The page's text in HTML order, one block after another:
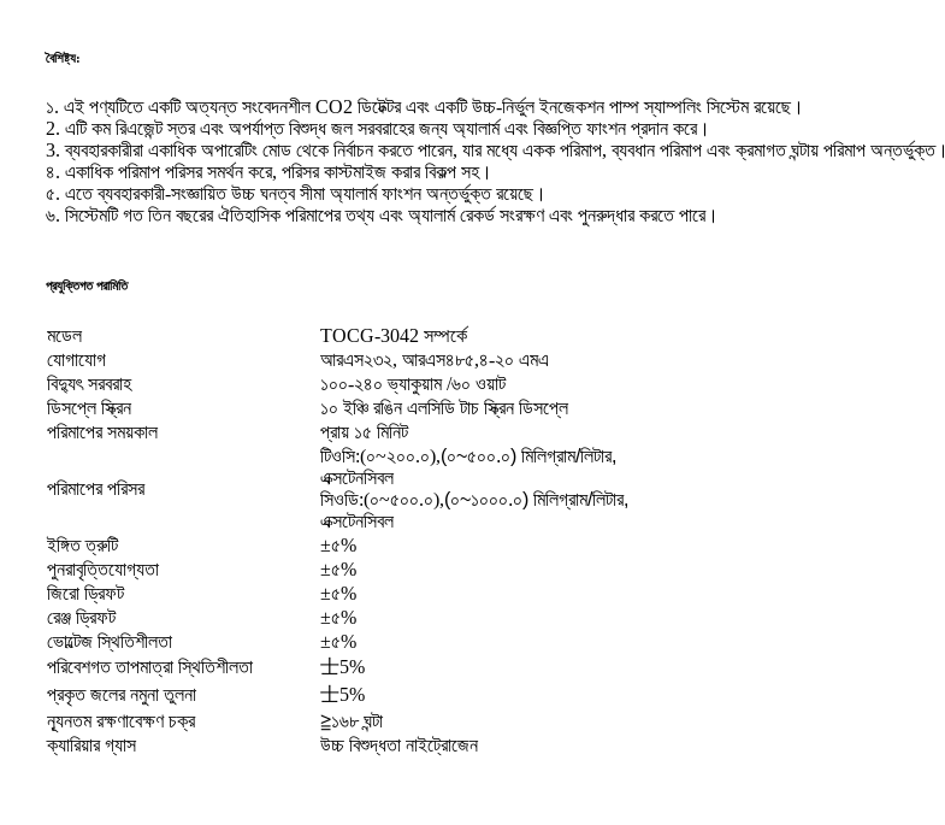
বৈশিষ্ট্য:
১. এই পণ্যটিতে একটি অত্যন্ত সংবেদনশীল CO2 ডিটেক্টর এবং একটি উচ্চ-নির্ভুল ইনজেকশন পাম্প স্যাম্পলিং সিস্টেম রয়েছে।
2. এটি কম রিএজেন্ট স্তর এবং অপর্যাপ্ত বিশুদ্ধ জল সরবরাহের জন্য অ্যালার্ম এবং বিজ্ঞপ্তি ফাংশন প্রদান করে।
3. ব্যবহারকারীরা একাধিক অপারেটিং মোড থেকে নির্বাচন করতে পারেন, যার মধ্যে একক পরিমাপ, ব্যবধান পরিমাপ এবং ক্রমাগত ঘন্টায় পরিমাপ অন্তর্ভুক্ত।
৪. একাধিক পরিমাপ পরিসর সমর্থন করে, পরিসর কাস্টমাইজ করার বিকল্প সহ।
৫. এতে ব্যবহারকারী-সংজ্ঞায়িত উচ্চ ঘনত্ব সীমা অ্যালার্ম ফাংশন অন্তর্ভুক্ত রয়েছে।
৬. সিস্টেমটি গত তিন বছরের ঐতিহাসিক পরিমাপের তথ্য এবং অ্যালার্ম রেকর্ড সংরক্ষণ এবং পুনরুদ্ধার করতে পারে।
প্রযুক্তিগত পরামিতি
মডেল
TOCG-3042 সম্পর্কে
যোগাযোগ
আরএস২৩২, আরএস৪৮৫,৪-২০ এমএ
বিদ্যুৎ সরবরাহ
১০০-২৪০ ভ্যাকুয়াম /৬০ ওয়াট
ডিসপ্লে স্ক্রিন
১০ ইঞ্চি রঙিন এলসিডি টাচ স্ক্রিন ডিসপ্লে
পরিমাপের সময়কাল
প্রায় ১৫ মিনিট
পরিমাপের পরিসর
টিওসি:(০~২০০.০),(০~৫০০.০) মিলিগ্রাম/লিটার,
এক্সটেনসিবল
সিওডি:(০~৫০০.০),(০~১০০০.০) মিলিগ্রাম/লিটার,
এক্সটেনসিবল
ইঙ্গিত ত্রুটি
±৫%
পুনরাবৃত্তিযোগ্যতা
±৫%
জিরো ড্রিফট
±৫%
রেঞ্জ ড্রিফট
±৫%
ভোল্টেজ স্থিতিশীলতা
±৫%
পরিবেশগত তাপমাত্রা স্থিতিশীলতা
士5%
প্রকৃত জলের নমুনা তুলনা
士5%
ন্যূনতম রক্ষণাবেক্ষণ চক্র
≧১৬৮ ঘন্টা
ক্যারিয়ার গ্যাস
উচ্চ বিশুদ্ধতা নাইট্রোজেন